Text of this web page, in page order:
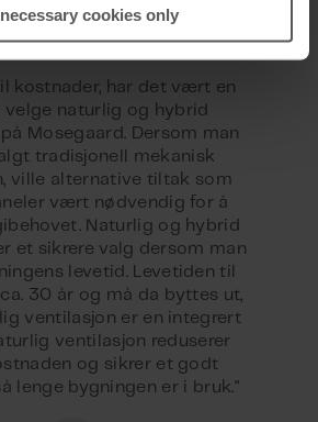
cookies only
kostnader, har det vært en
velge naturlig og hybrid
Mosegaard. Dersom man
tradisjonell mekanisk
ville alternative tiltak som
vært nødvendig for å
Naturlig og hybrid
et sikrere valg dersom man
levetid. Levetiden til
30 år og må da byttes ut,
ventilasjon er en integrert
ventilasjon reduserer
og sikrer et godt
lenge bygningen er i bruk."